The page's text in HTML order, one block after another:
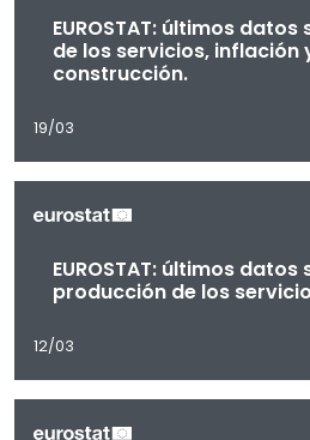
EUROSTAT: últimos
de los servicios, inflación
construcción.
19/03
EUROSTAT: últimos
producción de los
12/03